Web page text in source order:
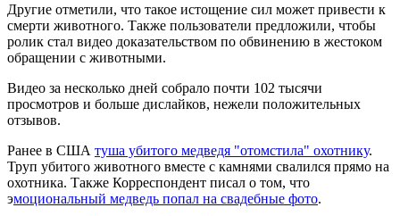
Другие отметили, что такое истощение сил может привести к
смерти животного. Также пользователи предложили, чтобы
ролик стал видео доказательством по обвинению в жестоком
обращении с животными.
Видео за несколько дней собрало почти 102 тысячи
просмотров и больше дислайков, нежели положительных
отзывов.
Ранее в США туша убитого медведя "отомстила" охотнику.
Труп убитого животного вместе с камнями свалился прямо на
охотника. Также Корреспондент писал о том, что
эмоциональный медведь попал на свадебные фото.